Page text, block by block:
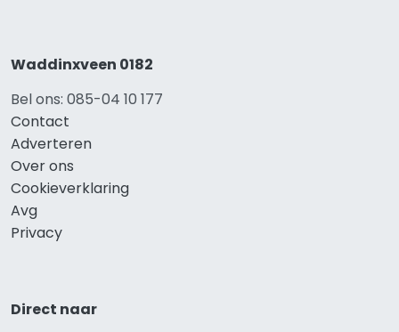
Waddinxveen 0182
Bel ons: 085-04 10 177
Contact
Adverteren
Over ons
Cookieverklaring
Avg
Privacy
Direct naar